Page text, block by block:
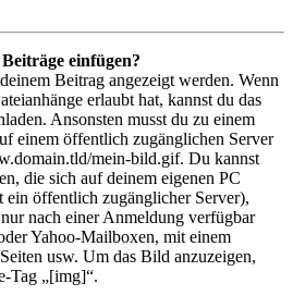
einfügen?
Beitrag angezeigt werden. Wenn
erlaubt hat, kannst du das
Ansonsten musst du zu einem
einem öffentlich zugänglichen Server
mein-bild.gif. Du kannst
die sich auf deinem eigenen PC
ein öffentlich zugänglicher Server),
nach einer Anmeldung verfügbar
Yahoo-Mailboxen, mit einem
usw. Um das Bild anzuzeigen,
Tag „[img]“.